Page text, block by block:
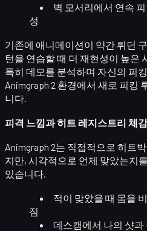
벽 모서리에서 연속
성
기존에 애니메이션이 약간 튀던
턴을 연습할 때 더 재현성이 높은
특히 데모를 분석하며 자신의 피
Animgraph 2 환경에서 새로 피킹
니다.
피격 느낌과 히트 레지스트리 체감
Animgraph 2는 직접적으로 히트
지만, 시각적으로 언제 맞았는지
있습니다.
적이 맞았을 때 몸을
짐
데스캠에서 나의 샷과